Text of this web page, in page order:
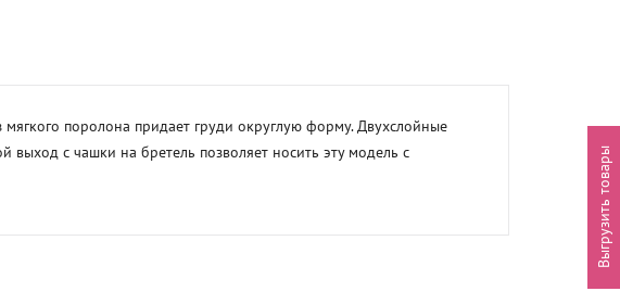
поролона придает груди округлую форму. Двухслойные
с чашки на бретель позволяет носить эту модель с
Выгрузить товары